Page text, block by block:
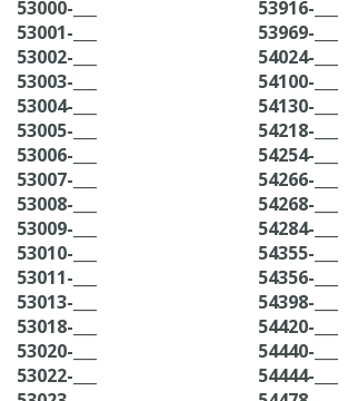
53000-___
53001-___
53002-___
53003-___
53004-___
53005-___
53006-___
53007-___
53008-___
53009-___
53010-___
53011-___
53013-___
53018-___
53020-___
53022-___
53916-___
53969-___
54024-___
54100-___
54130-___
54218-___
54254-___
54266-___
54268-___
54284-___
54355-___
54356-___
54398-___
54420-___
54440-___
54444-___